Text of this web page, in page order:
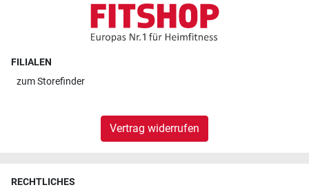
FILIALEN
zumStorefinder
Vertrag widerrufen
RECHTLICHES